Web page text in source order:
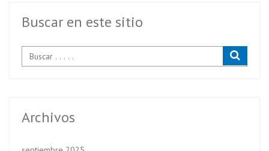
k p
Buscar en este sitio
Archivos